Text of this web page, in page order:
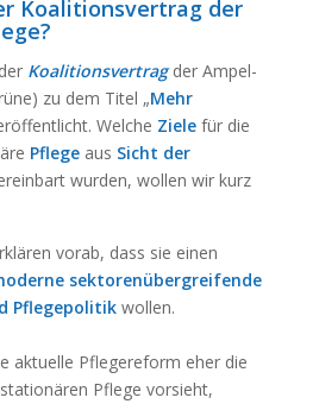
Koalitionsvertrag der
Koalitionsvertrag der Ampel-
zu dem Titel „Mehr
Welche Zielefür die
Pflegeaus Sicht der
wurden, wollen wir kurz
vorab, dass sie einen
sektorenübergreifende
Pflegepolitikwollen.
aktuelle Pflegereform eher die
Pflege vorsieht,